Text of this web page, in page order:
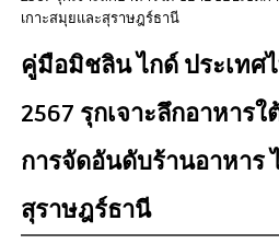
เกาะสมุยและสุราษฎร์ธานี
คู่มือมิชลิน ไกด์ ประเทศ
2567 รุกเจาะลึกอาหาร
การจัดอันดับร้านอาหาร
สุราษฎร์ธานี